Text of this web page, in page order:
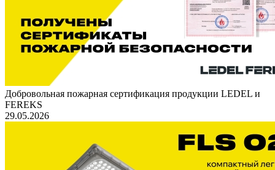
Добровольная пожарная сертификация продукции LEDEL и
FEREKS
29.05.2026